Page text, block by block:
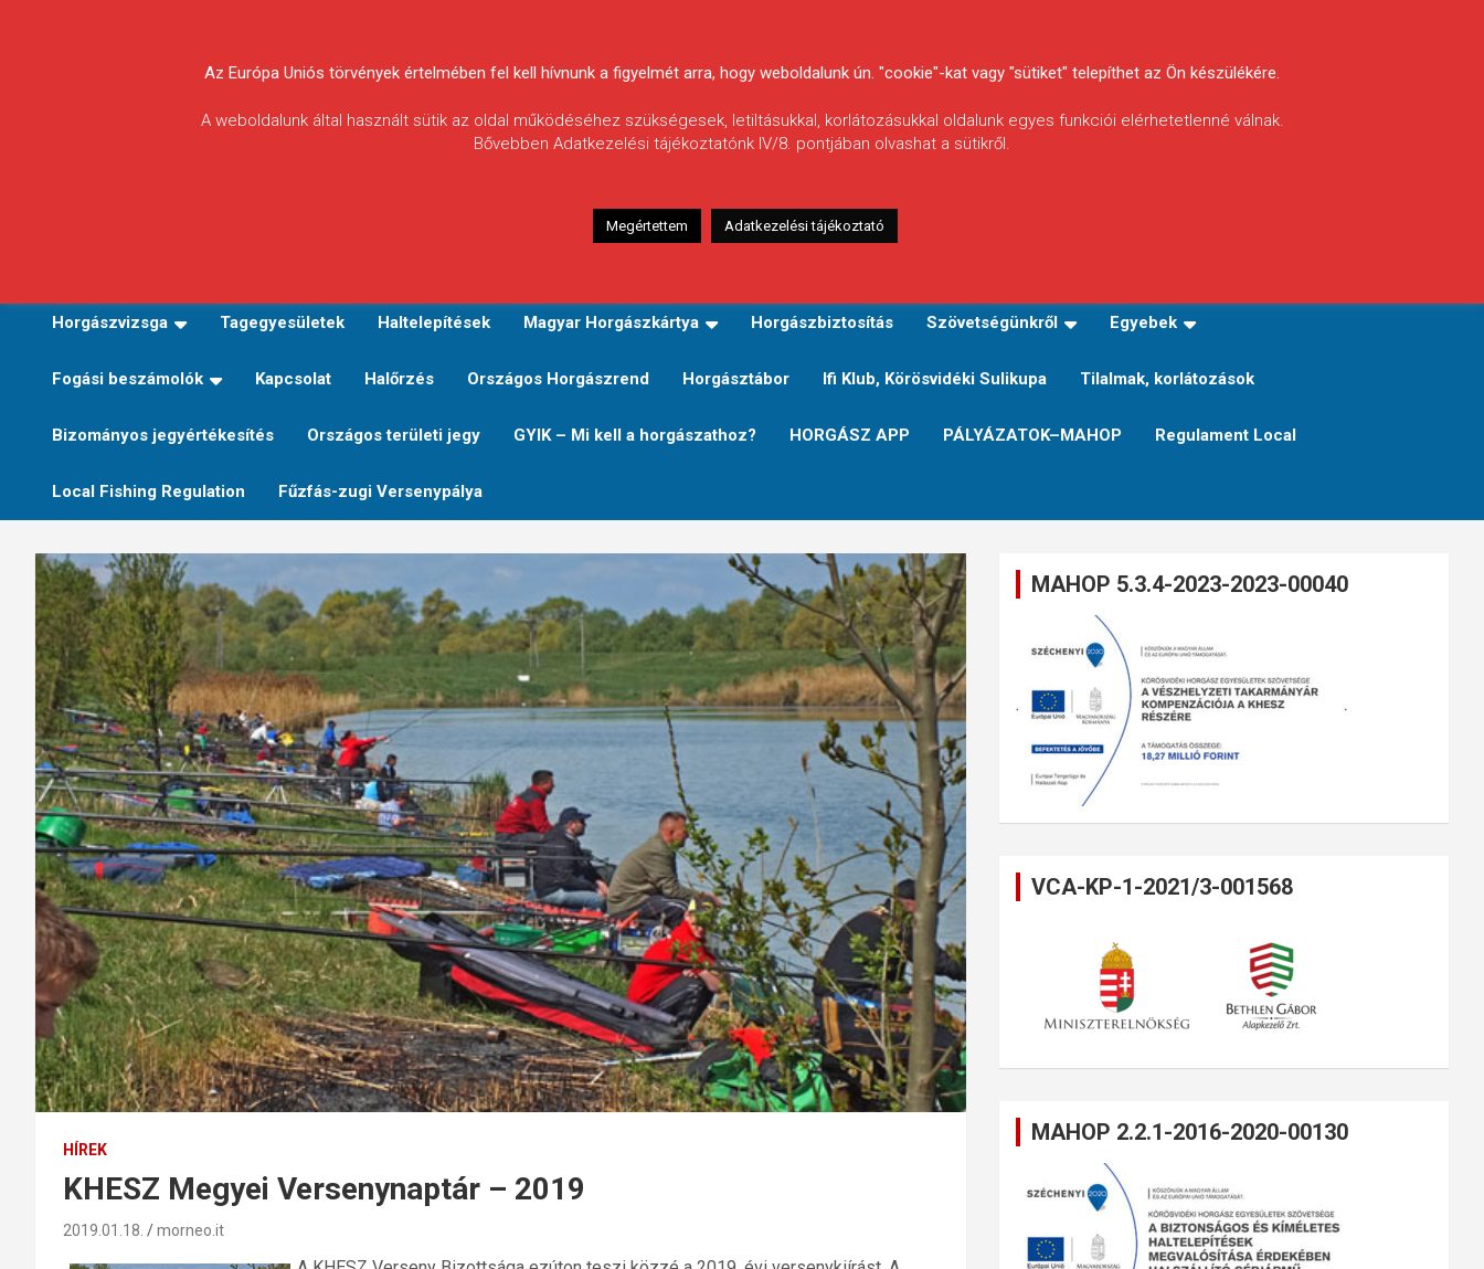
Körösvidéki Horgász
Egyesületek
Horgászvizsga Tagegyesületek Haltelepítések Magyar Horgászkártya Horgászbiztosítás Szövetségünkről Egyebek
Fogási beszámolók Kapcsolat Halőrzés Országos Horgászrend Horgásztábor Ifi Klub, Körösvidéki Sulikupa Tilalmak, korlátozások
Bizományos jegyértékesítés Országos területi jegy GYIK – Mi kell a horgászathoz? HORGÁSZ APP PÁLYÁZATOK–MAHOP Regulament Local
Local Fishing Regulation Fűzfás-zugi Versenypálya
HÍREK
KHESZ Megyei Versenynaptár – 2019
2019.01.18. morneo.it
MAHOP 5.3.4-2023-2023-00040
VCA-KP-1-2021/3-001568
MAHOP 2.2.1-2016-2020-00130
Az Európa Uniós törvények értelmében fel kell hívnunk a figyelmét arra, hogy weboldalunk ún. "cookie"-kat vagy "sütiket" telepíthet az Ön készülékére.
A weboldalunk által használt sütik az oldal működéséhez szükségesek, letiltásukkal, korlátozásukkal oldalunk egyes funkciói elérhetetlenné válnak.
Bővebben Adatkezelési tájékoztatónk IV/8. pontjában olvashat a sütikről.
Megértettem Adatkezelési tájékoztató